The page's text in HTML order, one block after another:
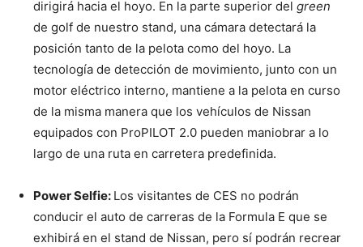
dirigirá hacia el hoyo. En la parte superior del green
de golf de nuestro stand, una cámara detectará la
posición tanto de la pelota como del hoyo. La
tecnología de detección de movimiento, junto con un
motor eléctrico interno, mantiene a la pelota en curso
de la misma manera que los vehículos de Nissan
equipados con ProPILOT 2.0 pueden maniobrar a lo
largo de una ruta en carretera predefinida.
Power Selfie: Los visitantes de CES no podrán
conducir el auto de carreras de la Formula E que se
exhibirá en el stand de Nissan, pero sí podrán recrear